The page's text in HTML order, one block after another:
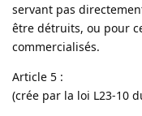
servant pas
être détruits, ou pour
commercialisés.
Article 5 :
(crée par la loi L23-10